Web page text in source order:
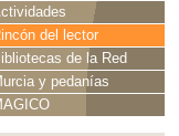
del lector
de la Red
y pedanías